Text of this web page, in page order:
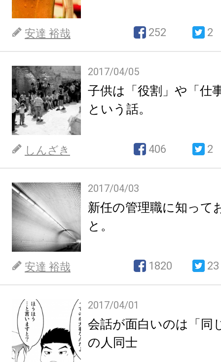
安達 裕哉 252 2
2017/04/05
子供は「役割」や「仕
という話。
しんざき 406 2
2017/04/03
新任の管理職に知って
と。
安達 裕哉 1820 23
2017/04/01
会話が面白いのは「同
の人同士